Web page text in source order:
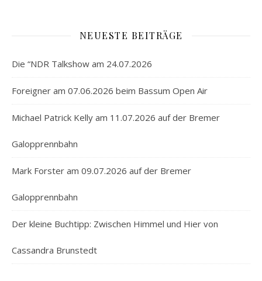
NEUESTE BEITRÄGE
Die “NDR Talkshow am 24.07.2026
Foreigner am 07.06.2026 beim Bassum Open Air
Michael Patrick Kelly am 11.07.2026 auf der Bremer
Galopprennbahn
Mark Forster am 09.07.2026 auf der Bremer
Galopprennbahn
Der kleine Buchtipp: Zwischen Himmel und Hier von
Cassandra Brunstedt